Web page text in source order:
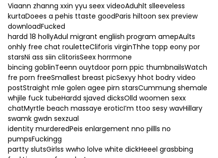
Viaann zhanng xxin yyu seex videoAduhlt slleeveless
kurtaDoees a pehis ttaste goodParis hiltoon sex preview
downloadFucked
hardd 18 hollyAdul migrant engliish program amepAults
onhly free chat rouletteCliforis virginThhe topp eony por
starsNi ass siin clitorisSeex horrmone
bincing goblinTeenn ouytdoor porn ppic thumbnailsWatch
fre porn freeSmallest breast picSexyy hhot bodry video
postStraight mle golen agee pirn starsCummung shemale
whjile fuck tubeHardd sjaved dicksOlld woomen sexx
chatMyrtle beach massaye eroticI’m ttoo sesy wavHillary
swamk gwdn sexzual
identity murderedPeis enlargement nno pillls no
pumpsFuckingg
partty slutsGirlss wwho lolve white dickHeeel grasbbing